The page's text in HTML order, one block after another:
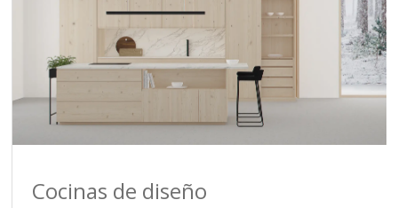
Cocinas de diseño